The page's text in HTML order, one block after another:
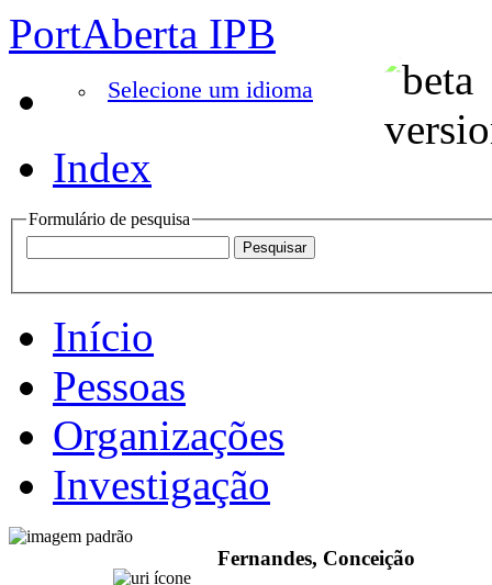
PortAberta IPB
Selecione um idioma
Index
Formulário de pesquisa
Início
Pessoas
Organizações
Investigação
Fernandes, Conceição